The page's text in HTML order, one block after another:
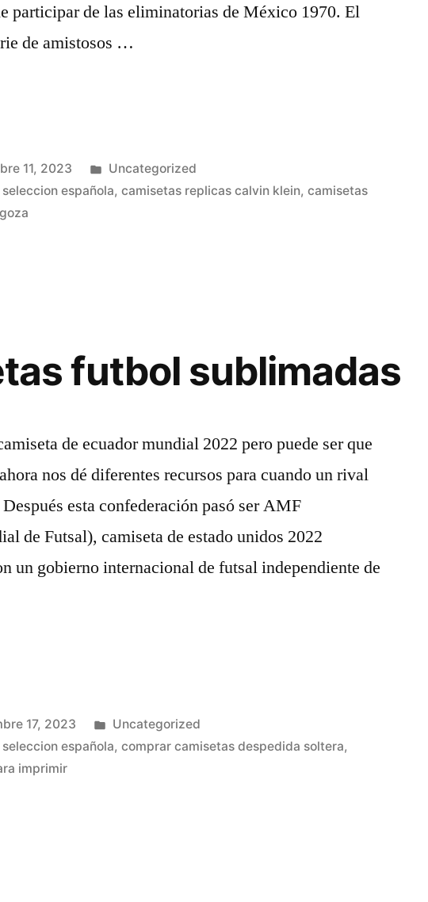
participar de las eliminatorias de México 1970. El
de amistosos …
11, 2023
Publicado
en
Uncategorized
española,camisetas replicas calvin klein,camisetas
futbol sublimadas
de ecuador mundial 2022 pero puede ser que
nos dé diferentes recursos para cuando un rival
Después esta confederación pasó ser AMF
de Futsal), camiseta de estado unidos 2022
un gobierno internacional de futsal independiente de
17, 2023
Publicado
en
Uncategorized
española,comprar camisetas despedida soltera,
imprimir